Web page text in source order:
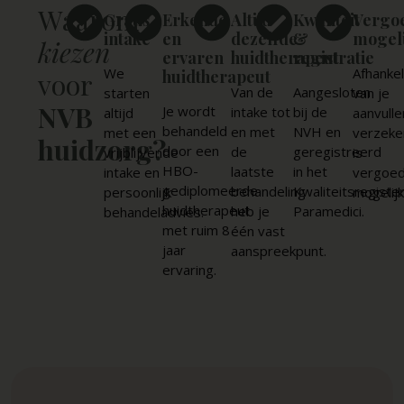
Waarom
kiezen
voor
NVB
huidzorg?
Gratis
intake
We
starten
altijd
met een
vrijblijvende
intake en
persoonlijk
behandeladvies.
Erkende
en
ervaren
huidtherapeut
Je wordt
behandeld
door een
HBO-
gediplomeerde
huidtherapeut
met ruim 8
jaar
ervaring.
Altijd
dezelfde
huidtherapeut
Van de
intake tot
en met
de
laatste
behandeling
heb je
één vast
aanspreekpunt.
Kwaliteit
&
registratie
Aangesloten
bij de
NVH en
geregistreerd
in het
Kwaliteitsregister
Paramedici.
van je
is